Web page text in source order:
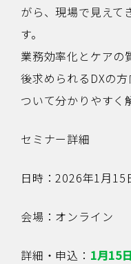
がら、現場で見えて
す。
業務効率化とケアの
後求められるDXの
ついて分かりやすく
セミナー詳細
日時：2026年1月
会場：オンライン
詳細・申込： 1月15